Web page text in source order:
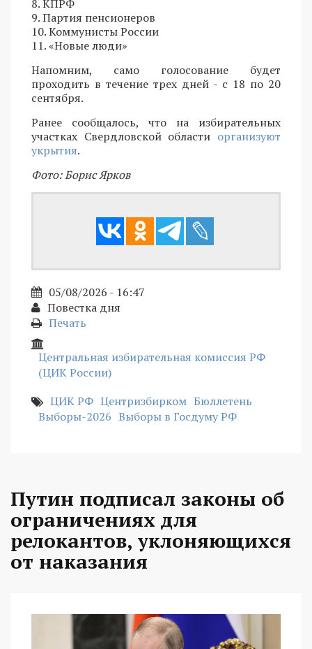
8. КПРФ
9. Партия пенсионеров
10. Коммунисты России
11. «Новые люди»
Напомним, само голосование будет
проходить в течение трех дней - с 18 по 20
сентября.
Ранее сообщалось, что на избирательных
участках Свердловской области организуют
укрытия.
Фото: Борис Ярков
05/08/2026 - 16:47
Повестка дня
Печать
Центральная избирательная комиссия РФ
(ЦИК России)
ЦИК РФ Центризбирком Бюллетень
Выборы-2026 Выборы в Госдуму РФ
Путин подписал законы об
ограничениях для
релокантов, уклоняющихся
от наказания